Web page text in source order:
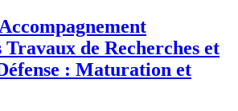
Travaux de Recherches et
: Maturation et